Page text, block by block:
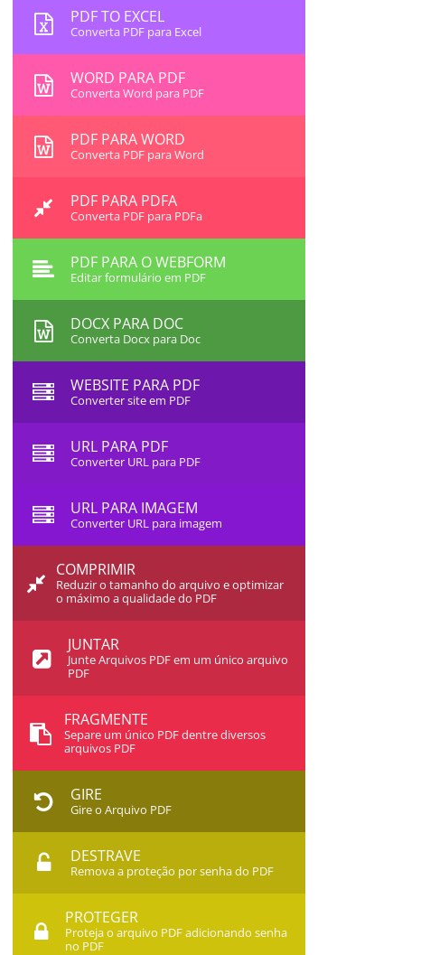
PDF TO EXCEL
Converta PDF para Excel
WORD PARA PDF
Converta Word para PDF
PDF PARA WORD
Converta PDF para Word
PDF PARA PDFA
Converta PDF para PDFa
PDF PARA O WEBFORM
Editar formulário em PDF
DOCX PARA DOC
Converta Docx para Doc
WEBSITE PARA PDF
Converter site em PDF
URL PARA PDF
Converter URL para PDF
URL PARA IMAGEM
Converter URL para imagem
COMPRIMIR
Reduzir o tamanho do arquivo e optimizar
o máximo a qualidade do PDF
JUNTAR
Junte Arquivos PDF em um único arquivo
PDF
FRAGMENTE
Separe um único PDF dentre diversos
arquivos PDF
GIRE
Gire o Arquivo PDF
DESTRAVE
Remova a proteção por senha do PDF
PROTEGER
Proteja o arquivo PDF adicionando senha
no PDF